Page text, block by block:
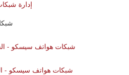
إدارة
شبكات هواتف سيسكو - الجزء
شبكات هواتف سيسكو -